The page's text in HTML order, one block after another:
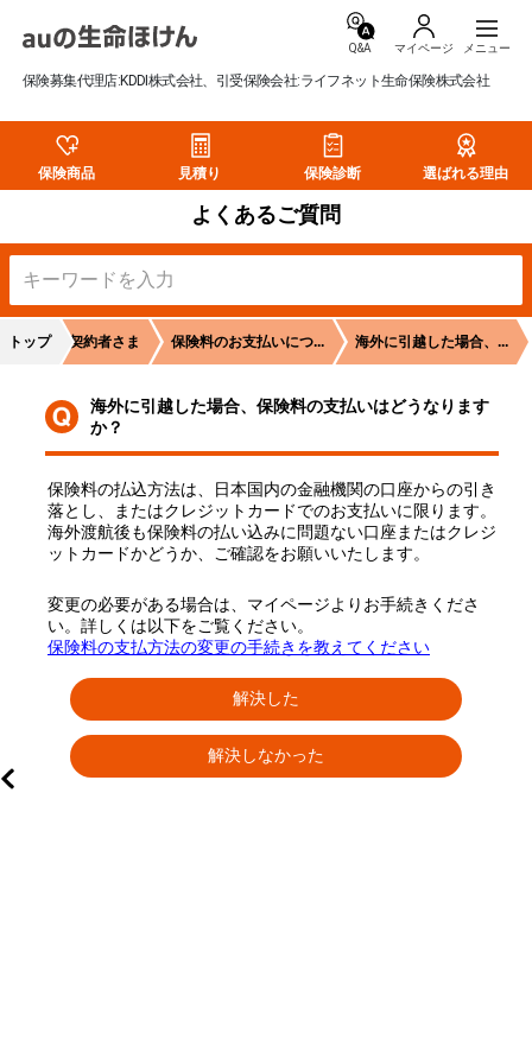
Q&A マイページ
保険募集代理店:KDDI株式会社、引受保険会社:ライフネット生命保険株式会社
保険商品 見積り 保険診断 選ばれる理由
よくあるご質問
トップ ご契約者さま 保険料のお支払いにつ... 海外に引越した場合、...
海外に引越した場合、保険料の支払いはどうなります
か？
保険料の払込方法は、日本国内の金融機関の口座からの引き
落とし、またはクレジットカードでのお支払いに限ります。
海外渡航後も保険料の払い込みに問題ない口座またはクレジ
ットカードかどうか、ご確認をお願いいたします。
変更の必要がある場合は、マイページよりお手続きくださ
い。詳しくは以下をご覧ください。
保険料の支払方法の変更の手続きを教えてください
解決した
解決しなかった